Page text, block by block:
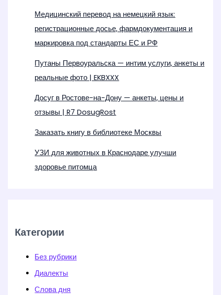
Медицинский перевод на немецкий язык:
регистрационные досье, фармдокументация и
маркировка под стандарты ЕС и РФ
Путаны Первоуральска — интим услуги, анкеты и
реальные фото | EKBXXX
Досуг в Ростове-на-Дону — анкеты, цены и
отзывы | R7 DosugRost
Заказать книгу в библиотеке Москвы
УЗИ для животных в Краснодаре улучши
здоровье питомца
Категории
Без рубрики
Диалекты
Слова дня